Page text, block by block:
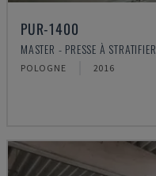
PUR-1400
MASTER - PRESSE À STRATIFIER
POLOGNE 2016